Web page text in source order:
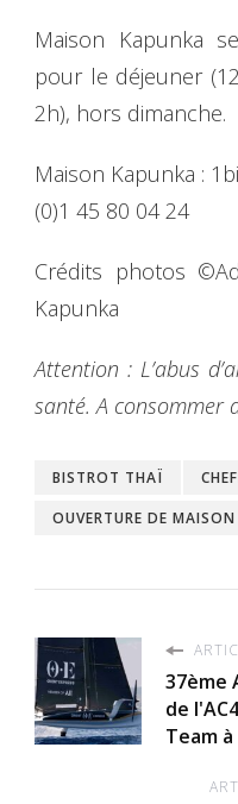
Maison Kapunka
pour le déjeuner
2h), hors dimanche.
Maison Kapunka :
(0)1 45 80 04 24
Crédits photos
Kapunka
Attention : L’abus
santé. A consommer
BISTROT THAÏ
OUVERTURE DE
37ème
de
Team